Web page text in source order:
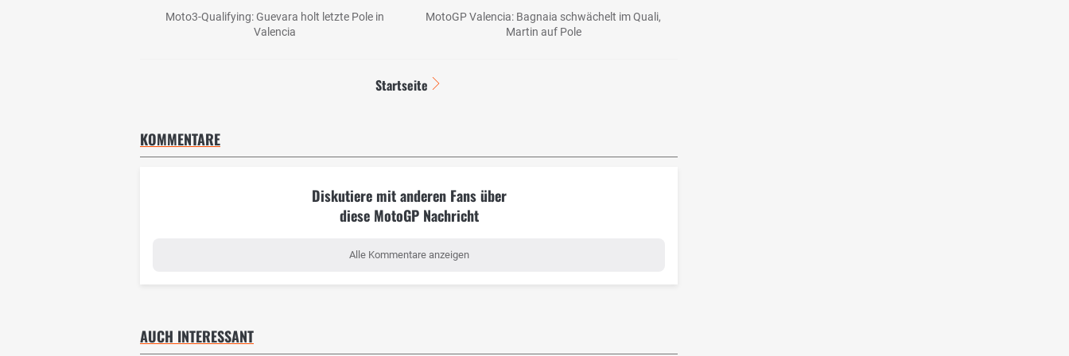
Moto3-Qualifying: Guevara holt letzte Pole in
Valencia
MotoGP Valencia: Bagnaia schwächelt im Quali,
Martin auf Pole
Startseite
KOMMENTARE
Diskutiere mit anderen Fans über
diese MotoGP Nachricht
Alle Kommentare anzeigen
AUCH INTERESSANT